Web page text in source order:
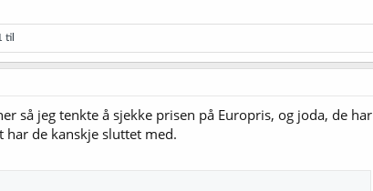
til
så jeg tenkte å sjekke prisen på Europris, og joda, de
har de kanskje sluttet med.